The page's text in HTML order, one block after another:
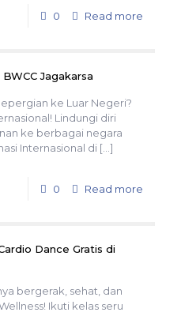
0 Read more
Jagakarsa
ke Luar Negeri?
Lindungi diri
ke berbagai negara
Internasional di […]
0 Read more
Dance Gratis di
bergerak, sehat, dan
Ikuti kelas seru